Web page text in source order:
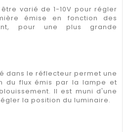
varié de 1-10V pour régler
émise en fonction des
pour une plus grande
dans le réflecteur permet une
du flux émis par la lampe et
Il est muni d'une
la position du luminaire.